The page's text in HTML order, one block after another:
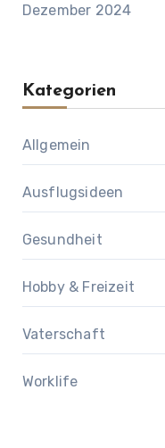
Dezember 2024
Kategorien
Allgemein
Ausflugsideen
Gesundheit
Hobby & Freizeit
Vaterschaft
Worklife